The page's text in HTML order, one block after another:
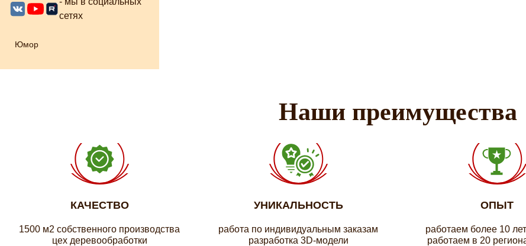
сетях
Юмор
Наши преимущества
КАЧЕСТВО
1500 м2 собственного производства
цех деревообработки
УНИКАЛЬНОСТЬ
работа по индивидуальным заказам
разработка 3D-модели
ОПЫТ
работаем более 10
работаем в 20